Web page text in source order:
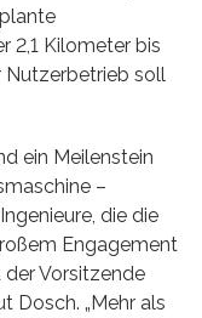
2,1 Kilometer bis
Nutzerbetrieb soll
ein Meilenstein
–
die die
Engagement
Vorsitzende
Dosch. „Mehr als